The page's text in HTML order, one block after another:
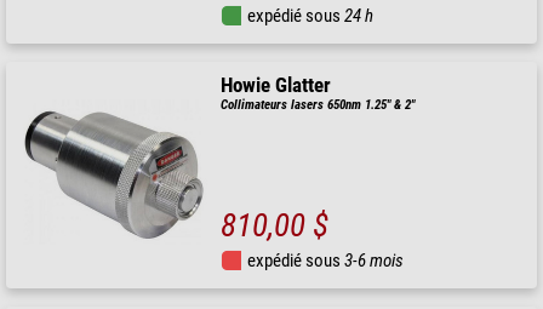
expédié sous24 h
Howie Glatter
Collimateurs lasers 650nm 1.25" & 2"
810,00 $
expédié sous3-6 mois